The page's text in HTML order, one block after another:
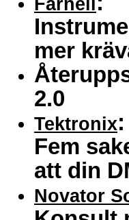
mer
2.0
Tektronix:
Fem
att din
Novator